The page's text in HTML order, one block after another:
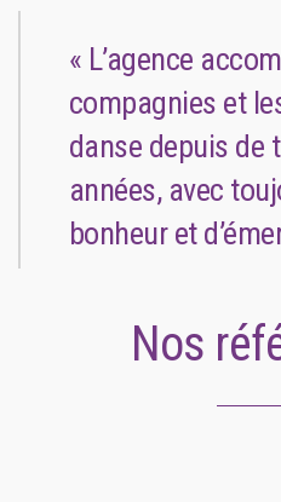
« L’agence
compagnies et
danse depuis de
années, avec
bonheur et
Nos